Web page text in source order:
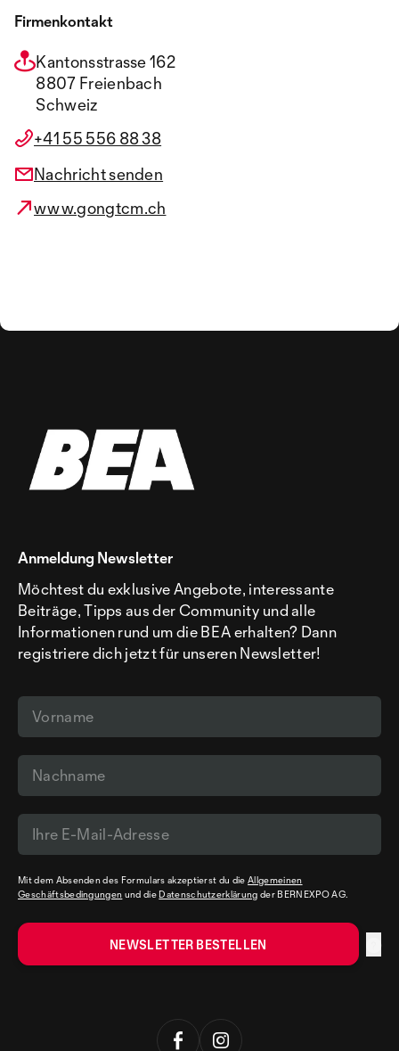
Firmenkontakt
Kantonsstrasse 162
8807 Freienbach
Schweiz
+41 55 556 88 38
Nachricht senden
www.gongtcm.ch
Anmeldung Newsletter
Möchtest du exklusive Angebote, interessante
Beiträge, Tipps aus der Community und alle
Informationen rund um die BEA erhalten? Dann
registriere dich jetzt für unseren Newsletter!
Mit dem Absenden des Formulars akzeptierst du dieAllgemeinen
Geschäftsbedingungen und die Datenschutzerklärung der BERNEXPO AG.